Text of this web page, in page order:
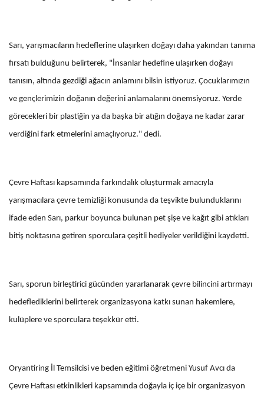
Sarı, yarışmacıların hedeflerine ulaşırken doğayı daha yakından tanıma
fırsatı bulduğunu belirterek, "İnsanlar hedefine ulaşırken doğayı
tanısın, altında gezdiği ağacın anlamını bilsin istiyoruz. Çocuklarımızın
ve gençlerimizin doğanın değerini anlamalarını önemsiyoruz. Yerde
görecekleri bir plastiğin ya da başka bir atığın doğaya ne kadar zarar
verdiğini fark etmelerini amaçlıyoruz." dedi.
Çevre Haftası kapsamında farkındalık oluşturmak amacıyla
yarışmacılara çevre temizliği konusunda da teşvikte bulunduklarını
ifade eden Sarı, parkur boyunca bulunan pet şişe ve kağıt gibi atıkları
bitiş noktasına getiren sporculara çeşitli hediyeler verildiğini kaydetti.
Sarı, sporun birleştirici gücünden yararlanarak çevre bilincini artırmayı
hedeflediklerini belirterek organizasyona katkı sunan hakemlere,
kulüplere ve sporculara teşekkür etti.
Oryantiring İl Temsilcisi ve beden eğitimi öğretmeni Yusuf Avcı da
Çevre Haftası etkinlikleri kapsamında doğayla iç içe bir organizasyon